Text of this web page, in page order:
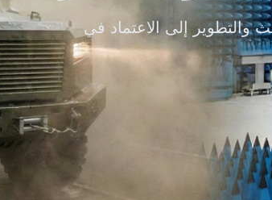
إلى الاعتماد في